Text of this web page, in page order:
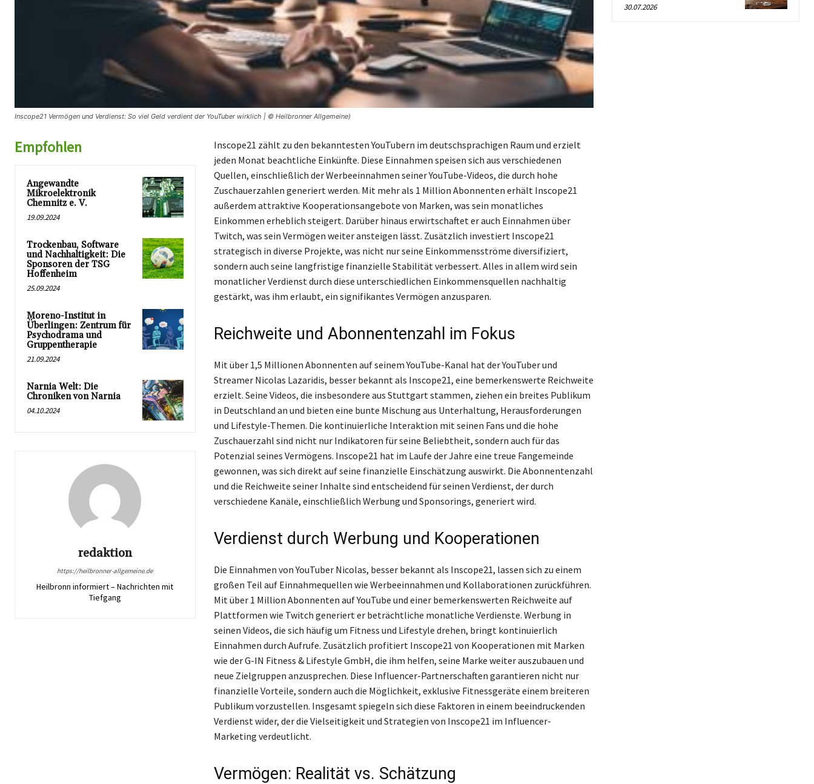
Inscope21 Vermögen und Verdienst: So viel Geld verdient der YouTuber wirklich | © Heilbronner Allgemeine)
Empfohlen
Angewandte
Mikroelektronik
Chemnitz e. V.
19.09.2024
Trockenbau, Software
und Nachhaltigkeit: Die
Sponsoren der TSG
Hoffenheim
25.09.2024
Moreno-Institut in
Überlingen: Zentrum für
Psychodrama und
Gruppentherapie
21.09.2024
Narnia Welt: Die
Chroniken von Narnia
04.10.2024
redaktion
https://heilbronner-allgemeine.de
Heilbronn informiert – Nachrichten mit
Tiefgang
Inscope21 zählt zu den bekanntesten YouTubern im deutschsprachigen Raum und erzielt
jeden Monat beachtliche Einkünfte. Diese Einnahmen speisen sich aus verschiedenen
Quellen, einschließlich der Werbeeinnahmen seiner YouTube-Videos, die durch hohe
Zuschauerzahlen generiert werden. Mit mehr als 1 Million Abonnenten erhält Inscope21
außerdem attraktive Kooperationsangebote von Marken, was sein monatliches
Einkommen erheblich steigert. Darüber hinaus erwirtschaftet er auch Einnahmen über
Twitch, was sein Vermögen weiter ansteigen lässt. Zusätzlich investiert Inscope21
strategisch in diverse Projekte, was nicht nur seine Einkommensströme diversifiziert,
sondern auch seine langfristige finanzielle Stabilität verbessert. Alles in allem wird sein
monatlicher Verdienst durch diese unterschiedlichen Einkommensquellen nachhaltig
gestärkt, was ihm erlaubt, ein signifikantes Vermögen anzusparen.
Reichweite und Abonnentenzahl im Fokus
Mit über 1,5 Millionen Abonnenten auf seinem YouTube-Kanal hat der YouTuber und
Streamer Nicolas Lazaridis, besser bekannt als Inscope21, eine bemerkenswerte Reichweite
erzielt. Seine Videos, die insbesondere aus Stuttgart stammen, ziehen ein breites Publikum
in Deutschland an und bieten eine bunte Mischung aus Unterhaltung, Herausforderungen
und Lifestyle-Themen. Die kontinuierliche Interaktion mit seinen Fans und die hohe
Zuschauerzahl sind nicht nur Indikatoren für seine Beliebtheit, sondern auch für das
Potenzial seines Vermögens. Inscope21 hat im Laufe der Jahre eine treue Fangemeinde
gewonnen, was sich direkt auf seine finanzielle Einschätzung auswirkt. Die Abonnentenzahl
und die Reichweite seiner Inhalte sind entscheidend für seinen Verdienst, der durch
verschiedene Kanäle, einschließlich Werbung und Sponsorings, generiert wird.
Verdienst durch Werbung und Kooperationen
Die Einnahmen von YouTuber Nicolas, besser bekannt als Inscope21, lassen sich zu einem
großen Teil auf Einnahmequellen wie Werbeeinnahmen und Kollaborationen zurückführen.
Mit über 1 Million Abonnenten auf YouTube und einer bemerkenswerten Reichweite auf
Plattformen wie Twitch generiert er beträchtliche monatliche Verdienste. Werbung in
seinen Videos, die sich häufig um Fitness und Lifestyle drehen, bringt kontinuierlich
Einnahmen durch Aufrufe. Zusätzlich profitiert Inscope21 von Kooperationen mit Marken
wie der G-IN Fitness & Lifestyle GmbH, die ihm helfen, seine Marke weiter auszubauen und
neue Zielgruppen anzusprechen. Diese Influencer-Partnerschaften garantieren nicht nur
finanzielle Vorteile, sondern auch die Möglichkeit, exklusive Fitnessgeräte einem breiteren
Publikum vorzustellen. Insgesamt spiegeln sich diese Faktoren in einem beeindruckenden
Verdienst wider, der die Vielseitigkeit und Strategien von Inscope21 im Influencer-
Marketing verdeutlicht.
Vermögen: Realität vs. Schätzung
30.07.2026